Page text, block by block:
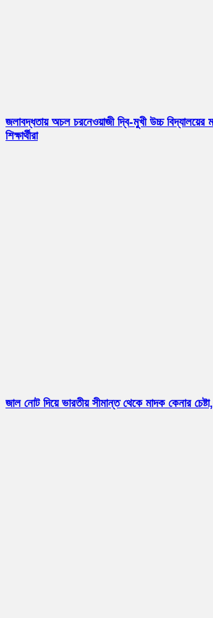
জলাবদ্ধতায় অচল চরনেওয়াজী দ্বি-মুখী উচ্চ বিদ্যালয়ের
শিক্ষার্থীরা
জাল নোট দিয়ে ভারতীয় সীমান্ত থেকে মাদক কেনার